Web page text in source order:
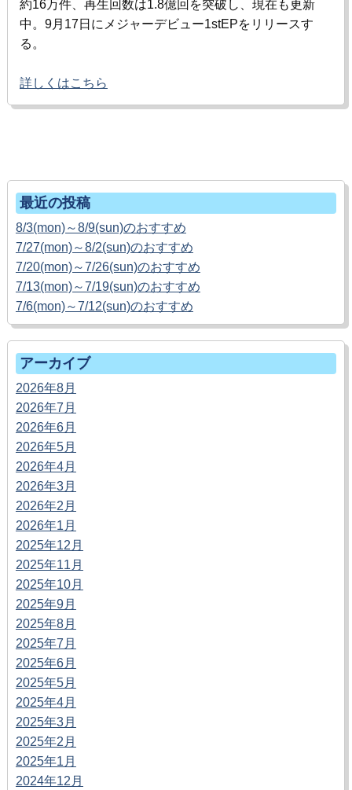
約16万件、再生回数は1.8億回を突破し、現在も更新
中。9月 17 日にメジャーデビュー1stEPをリリースす
る。
詳しくはこちら
最近の投稿
8/3(mon)～8/9(sun)のおすすめ
7/27(mon)～8/2(sun)のおすすめ
7/20(mon)～7/26(sun)のおすすめ
7/13(mon)～7/19(sun)のおすすめ
7/6(mon)～7/12(sun)のおすすめ
アーカイブ
2026年8月
2026年7月
2026年6月
2026年5月
2026年4月
2026年3月
2026年2月
2026年1月
2025年12月
2025年11月
2025年10月
2025年9月
2025年8月
2025年7月
2025年6月
2025年5月
2025年4月
2025年3月
2025年2月
2025年1月
2024年12月